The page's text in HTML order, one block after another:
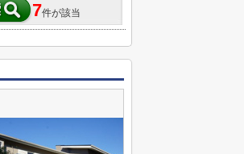
7件が該当